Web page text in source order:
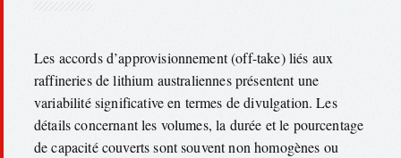
Les accords d’approvisionnement (off-take) liés aux
raffineries de lithium australiennes présentent une
variabilité significative en termes de divulgation. Les
détails concernant les volumes, la durée et le pourcentage
de capacité couverts sont souvent non homogènes ou